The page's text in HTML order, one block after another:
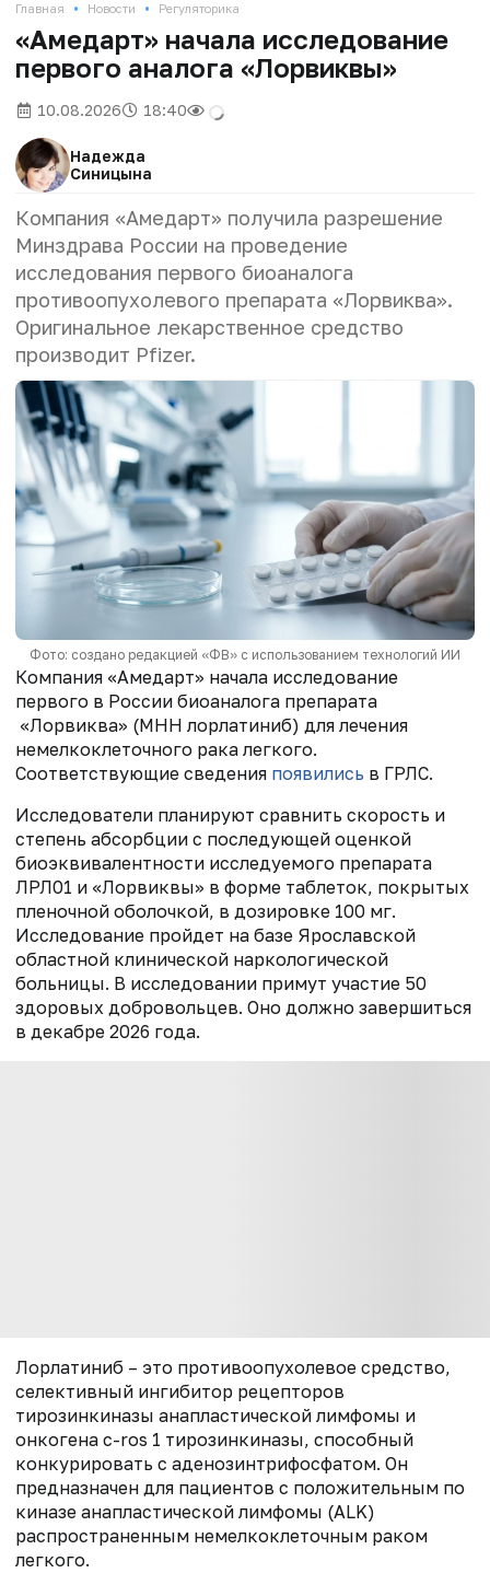
Главная • Новости • Регуляторика
«Амедарт» начала исследование
первого аналога «Лорвиквы»
10.08.2026 18:40
Надежда
Синицына
Компания «Амедарт» получила разрешение
Минздрава России на проведение
исследования первого биоаналога
противоопухолевого препарата «Лорвиква».
Оригинальное лекарственное средство
производит Pfizer.
Фото: создано редакцией «ФВ» с использованием технологий ИИ
Компания «Амедарт» начала исследование
первого в России биоаналога препарата
«Лорвиква» (МНН лорлатиниб) для лечения
немелкоклеточного рака легкого.
Соответствующие сведения появились в ГРЛС.
Исследователи планируют сравнить скорость и
степень абсорбции с последующей оценкой
биоэквивалентности исследуемого препарата
ЛРЛ01 и «Лорвиквы» в форме таблеток, покрытых
пленочной оболочкой, в дозировке 100 мг.
Исследование пройдет на базе Ярославской
областной клинической наркологической
больницы. В исследовании примут участие 50
здоровых добровольцев. Оно должно завершиться
в декабре 2026 года.
Лорлатиниб – это противоопухолевое средство,
селективный ингибитор рецепторов
тирозинкиназы анапластической лимфомы и
онкогена c-ros 1 тирозинкиназы, способный
конкурировать с аденозинтрифосфатом. Он
предназначен для пациентов с положительным по
киназе анапластической лимфомы (ALK)
распространенным немелкоклеточным раком
легкого.